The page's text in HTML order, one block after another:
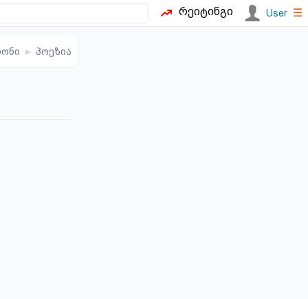
რეიტინგი User ☰
▸ პოეზია